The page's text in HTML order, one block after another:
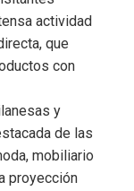
actividad
que
con
y
de las
mobiliario
proyección